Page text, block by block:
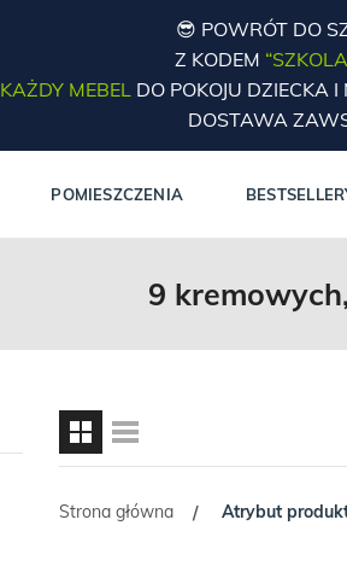
😎 POWRÓT DO
Z KODEM
KAŻDY MEBELDO POKOJU DZIECKA
DOSTAWA
POMIESZCZENIA
9
Strona główna / Atrybut